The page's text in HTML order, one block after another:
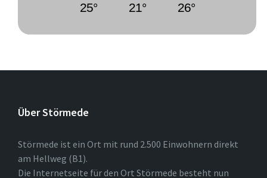
25° 21° 26°
Über Störmede
Störmede ist ein Ort mit rund 2.500 Einwohnern direkt
am Hellweg (B1).
Die Internetseite für den Ort Störmede besteht nun